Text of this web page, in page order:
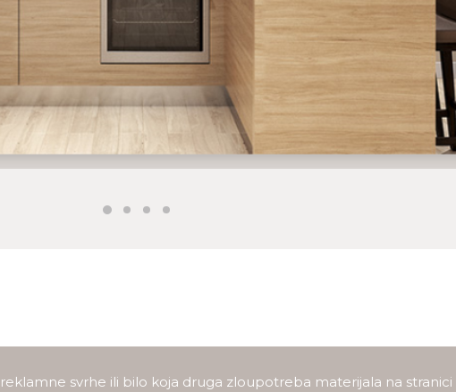
svrhe ili bilo koja druga zloupotreba materijala na stranici